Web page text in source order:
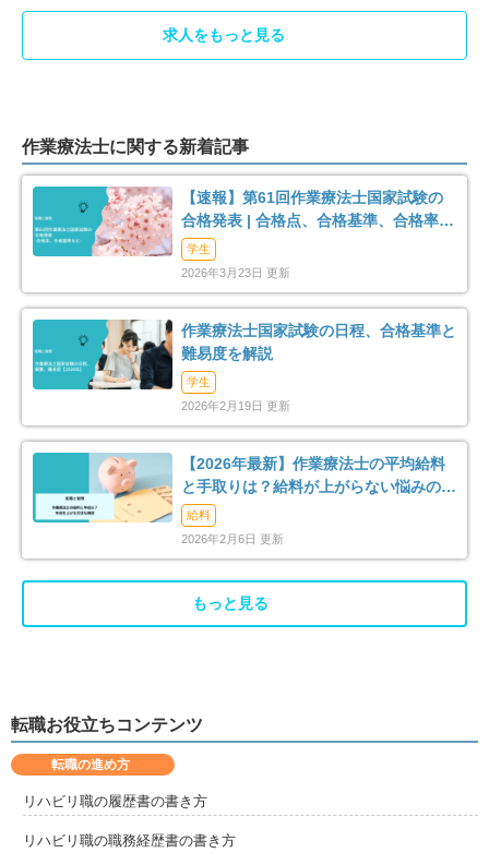
求人をもっと見る
作業療法士に関する新着記事
【速報】第61回作業療法士国家試験の
合格発表 | 合格点、合格基準、合格率
（2026年）
学生
2026年3月23日 更新
作業療法士国家試験の日程、合格基準と
難易度を解説
学生
2026年2月19日 更新
【2026年最新】作業療法士の平均給料
と手取りは？給料が上がらない悩みの解
消法まで解説
給料
2026年2月6日 更新
もっと見る
転職お役立ちコンテンツ
転職の進め方
リハビリ職の履歴書の書き方
リハビリ職の職務経歴書の書き方